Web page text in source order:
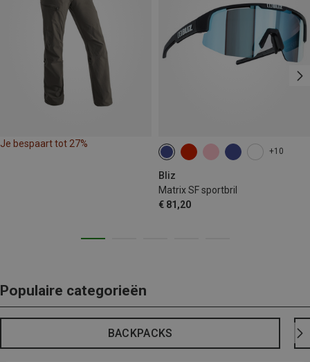
Je bespaart tot 27%
+10
Bliz
Matrix SF sportbril
€ 81,20
Populaire categorieën
BACKPACKS